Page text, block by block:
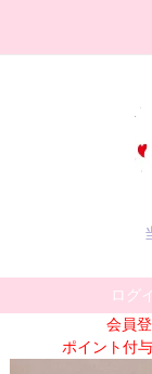
ログ
会員
ポイント付